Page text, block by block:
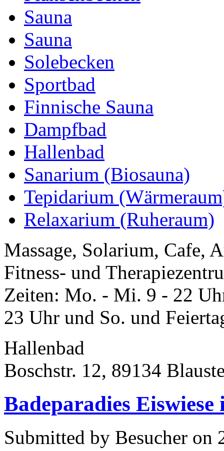
Sauna
Sauna
Solebecken
Sportbad
Finnische Sauna
Dampfbad
Hallenbad
Sanarium (Biosauna)
Tepidarium
Relaxarium (Ruheraum)
Massage, Solarium, Cafe,
Fitness- und
Zeiten: Mo. - Mi. 9 - 22
23 Uhr und So. und
Hallenbad
Boschstr. 12, 89134
Badeparadies
Submitted by Besucher on